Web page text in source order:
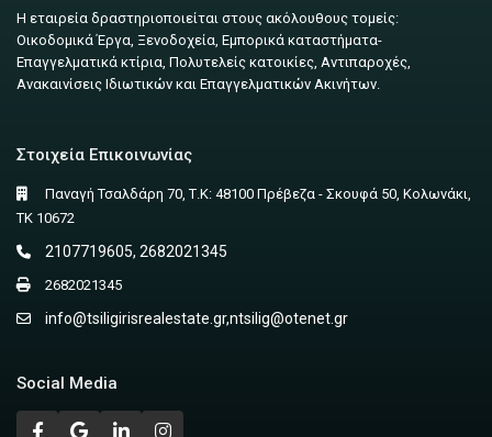
Η εταιρεία δραστηριοποιείται στους ακόλουθους τομείς:
Οικοδομικά Έργα, Ξενοδοχεία, Εμπορικά καταστήματα-
Επαγγελματικά κτίρια, Πολυτελείς κατοικίες, Αντιπαροχές,
Ανακαινίσεις Ιδιωτικών και Επαγγελματικών Ακινήτων.
Στοιχεία Επικοινωνίας
Παναγή Τσαλδάρη 70, Τ.Κ: 48100 Πρέβεζα - Σκουφά 50, Κολωνάκι,
ΤΚ 10672
2107719605, 2682021345
2682021345
info@tsiligirisrealestate.gr,ntsilig@otenet.gr
Social Media